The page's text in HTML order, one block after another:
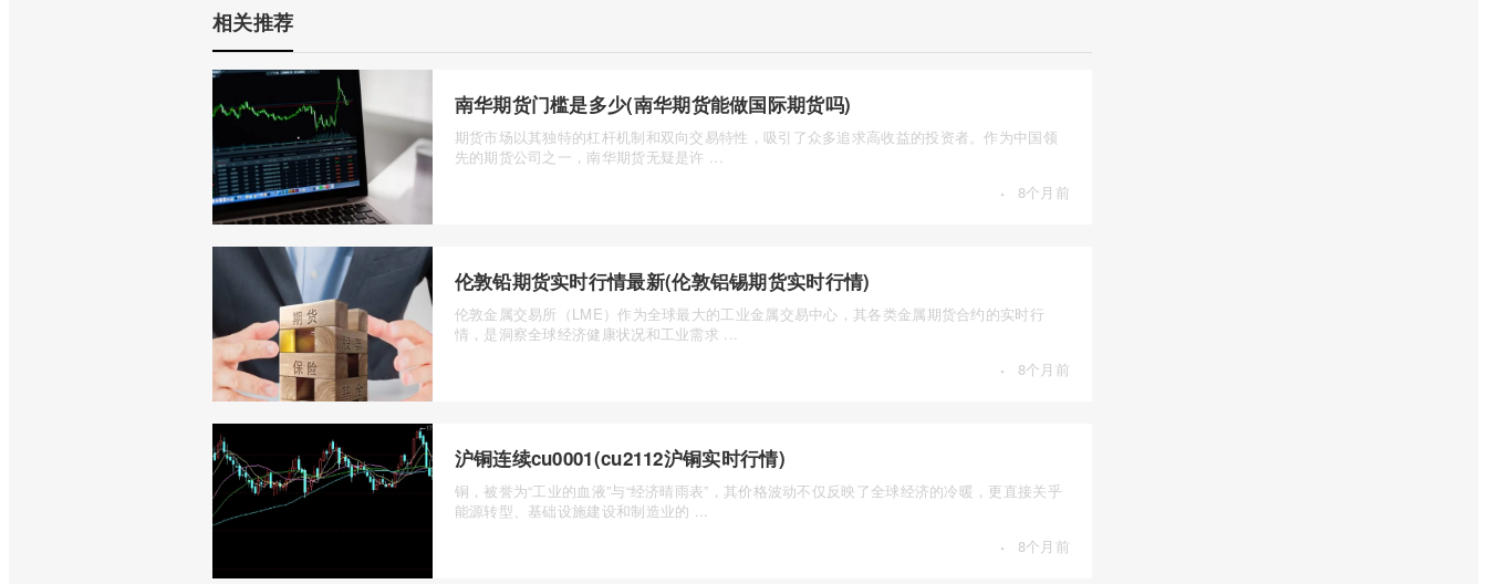
相关推荐
南华期货门槛是多少(南华期货能做国际期货吗)
期货市场以其独特的杠杆机制和双向交易特性，吸引了众多追求高收益的投资者。作为中国领
先的期货公司之一，南华期货无疑是许 ...
· 8个月前
伦敦铅期货实时行情最新(伦敦铝锡期货实时行情)
伦敦金属交易所（LME）作为全球最大的工业金属交易中心，其各类金属期货合约的实时行
情，是洞察全球经济健康状况和工业需求 ...
· 8个月前
沪铜连续cu0001(cu2112沪铜实时行情)
铜，被誉为“工业的血液”与“经济晴雨表”，其价格波动不仅反映了全球经济的冷暖，更直接关乎
能源转型、基础设施建设和制造业的 ...
· 8个月前